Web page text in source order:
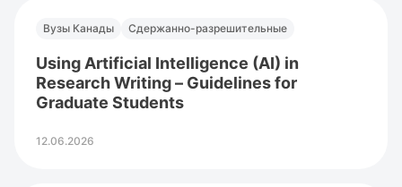
Вузы Канады Сдержанно-разрешительные
Using Artificial Intelligence (AI) in
Research Writing – Guidelines for
Graduate Students
12.06.2026